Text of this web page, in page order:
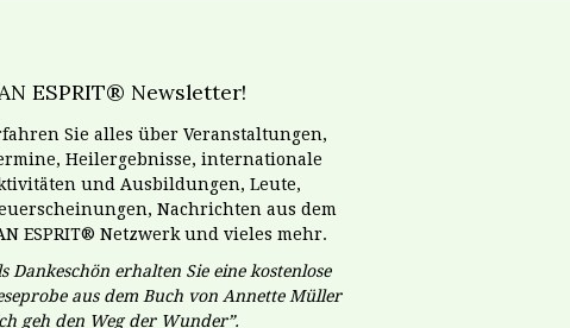
ESPRIT® Newsletter!
Sie alles über Veranstaltungen,
Heilergebnisse, internationale
und Ausbildungen, Leute,
Nachrichten aus dem
ESPRIT® Netzwerk und vieles mehr.
Dankeschön erhalten Sie eine kostenlose
aus dem Buch von Annette Müller
geh den Weg der Wunder”.